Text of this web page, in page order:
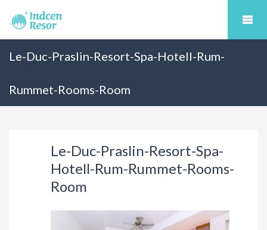
Le-Duc-Praslin-Resort-Spa-Hotell-Rum-
Rummet-Rooms-Room
Le-Duc-Praslin-Resort-Spa-
Hotell-Rum-Rummet-Rooms-
Room